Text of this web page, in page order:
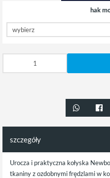
hak
szczegóły
Urocza i praktyczna kołyska
tkaniny z ozdobnymi frędzlami w